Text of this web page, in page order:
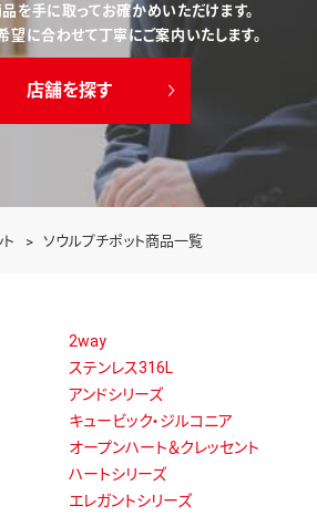
ソウルプチポット商品一覧
を手に取ってお確かめいただけます。
望に合わせて丁寧にご案内いたします。
店舗を探す
2way
ステンレス316L
アンドシリーズ
キュービック・ジルコニア
オープンハート＆クレッセント
ハートシリーズ
エレガントシリーズ